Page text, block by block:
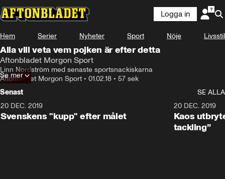
Logga in
Hem Serier Nyheter Sport Nöje Livsstil
Alla vill veta vem pojken är efter detta
Aftonbladet Morgon Sport
Linn Nordström med senaste sportsnackiskarna
Aftonbladet Morgon Sport • 01.02.18 • 57 sek
Se mer
Senast
SE ALLA
20 DEC. 2019
Svenskens "kupp" efter målet
20 DEC. 2019
Kaos
tackling”